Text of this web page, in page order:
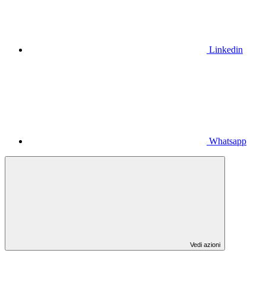
Linkedin
Whatsapp
Vedi azioni